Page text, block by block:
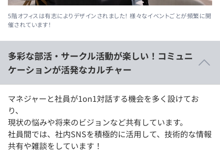
5階オフィスは有志によりデザインされました！ 様々なイベントごとが頻繁に開
催されています！
多彩な部活・サークル活動が楽しい！コミュニ
ケーションが活発なカルチャー
マネジャーと社員が1on1対話する機会を多く設けてお
り、
現状の悩みや将来のビジョンなど共有しています。
社員間では、社内SNSを積極的に活用して、技術的な情報
共有や雑談をしています！